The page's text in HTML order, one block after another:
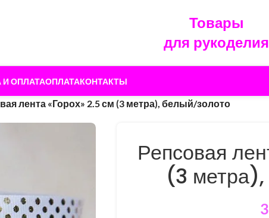
Товары
для рукоделия
И ОПЛАТАОПЛАТАКОНТАКТЫ
лента «Горох» 2.5 см (3 метра), белый/золото
Репсовая
(3